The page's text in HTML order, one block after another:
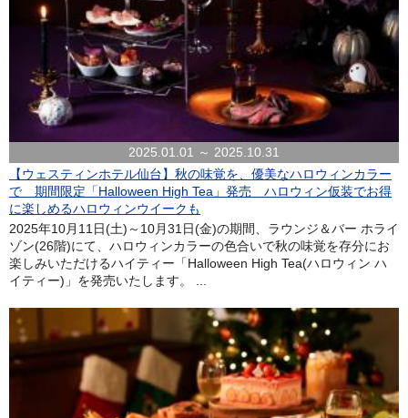
2025.01.01 ～ 2025.10.31
【ウェスティンホテル仙台】秋の味覚を、優美なハロウィンカラー
で 期間限定「Halloween High Tea」発売 ハロウィン仮装でお得
に楽しめるハロウィンウイークも
2025年10月11日(土)～10月31日(金)の期間、ラウンジ＆バー ホライ
ゾン(26階)にて、ハロウィンカラーの色合いで秋の味覚を存分にお
楽しみいただけるハイティー「Halloween High Tea(ハロウィン ハ
イティー)」を発売いたします。 ...